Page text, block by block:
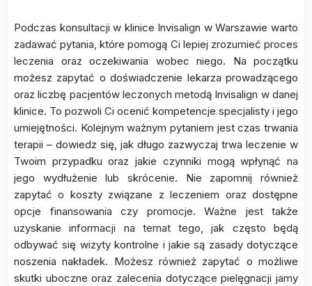
Podczas konsultacji w klinice Invisalign w Warszawie warto
zadawać pytania, które pomogą Ci lepiej zrozumieć proces
leczenia oraz oczekiwania wobec niego. Na początku
możesz zapytać o doświadczenie lekarza prowadzącego
oraz liczbę pacjentów leczonych metodą Invisalign w danej
klinice. To pozwoli Ci ocenić kompetencje specjalisty i jego
umiejętności. Kolejnym ważnym pytaniem jest czas trwania
terapii – dowiedz się, jak długo zazwyczaj trwa leczenie w
Twoim przypadku oraz jakie czynniki mogą wpłynąć na
jego wydłużenie lub skrócenie. Nie zapomnij również
zapytać o koszty związane z leczeniem oraz dostępne
opcje finansowania czy promocje. Ważne jest także
uzyskanie informacji na temat tego, jak często będą
odbywać się wizyty kontrolne i jakie są zasady dotyczące
noszenia nakładek. Możesz również zapytać o możliwe
skutki uboczne oraz zalecenia dotyczące pielęgnacji jamy